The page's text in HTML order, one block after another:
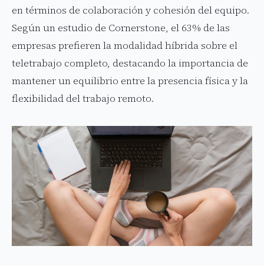
en términos de colaboración y cohesión del equipo.
Según un estudio de Cornerstone, el 63% de las
empresas prefieren la modalidad híbrida sobre el
teletrabajo completo, destacando la importancia de
mantener un equilibrio entre la presencia física y la
flexibilidad del trabajo remoto.